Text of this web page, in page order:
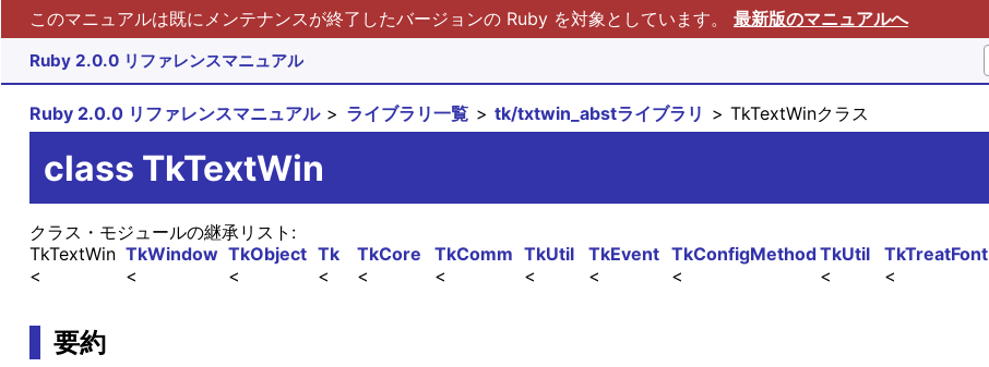
このマニュアルは既にメンテナンスが終了したバージョンの Ruby を対象としています。 最新版のマニュアルへ
Ruby 2.0.0 リファレンスマニュアル
Ruby 2.0.0 リファレンスマニュアル ライブラリ一覧 tk/txtwin_abstライブラリ TkTextWinクラス
class TkTextWin
クラス・モジュールの継承リスト:
TkTreatFont
TkUtil
TkConfigMethod
TkEvent
TkUtil
TkComm
TkCore
Tk
TkObject
TkWindow
TkTextWin
要約